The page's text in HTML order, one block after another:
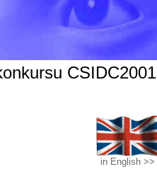
CSIDC2001
in English >>